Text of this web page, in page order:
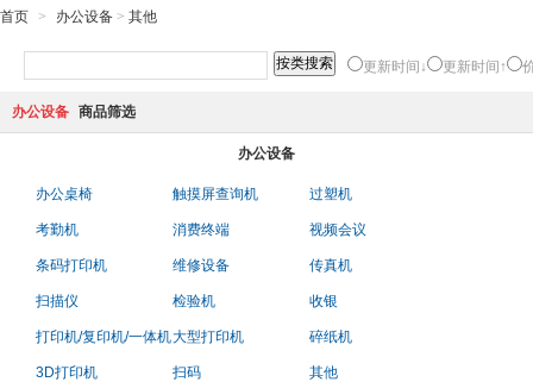
首页 > 办公设备 > 其他
更新时间↓ 更新时间↑
办公设备 商品筛选
办公设备
办公桌椅 触摸屏查询机 过塑机
考勤机 消费终端 视频会议
条码打印机 维修设备 传真机
扫描仪 检验机 收银
打印机/复印机/一体机大型打印机 碎纸机
3D打印机 扫码 其他